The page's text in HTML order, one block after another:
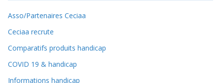
Asso/Partenaires Ceciaa
Ceciaa recrute
Comparatifs produits handicap
COVID 19 & handicap
Informations handicap